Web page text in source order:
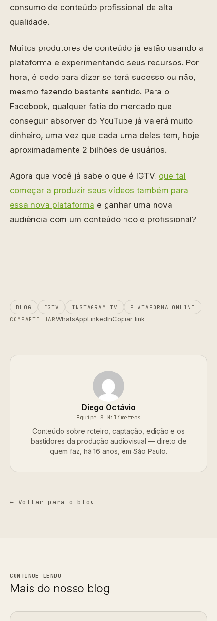
consumo de conteúdo profissional de alta
qualidade.
Muitos produtores de conteúdo já estão usando a
plataforma e experimentando seus recursos. Por
hora, é cedo para dizer se terá sucesso ou não,
mesmo fazendo bastante sentido. Para o
Facebook, qualquer fatia do mercado que
conseguir absorver do YouTube já valerá muito
dinheiro, uma vez que cada uma delas tem, hoje
aproximadamente 2 bilhões de usuários.
Agora que você já sabe o que é IGTV, que tal
começar a produzir seus vídeos também para
essa nova plataforma e ganhar uma nova
audiência com um conteúdo rico e profissional?
BLOG IGTV INSTAGRAM TV
PLATAFORMA ONLINE
COMPARTILHARWhatsAppLinkedInCopiar link
Diego Octávio
Equipe 8 Milímetros
Conteúdo sobre roteiro, captação, edição e os
bastidores da produção audiovisual — direto de
quem faz, há 16 anos, em São Paulo.
← Voltar para o blog
CONTINUE LENDO
Mais do nosso blog